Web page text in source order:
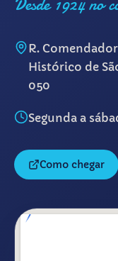
R.
Histórico de
050
Segunda a
Como chegar